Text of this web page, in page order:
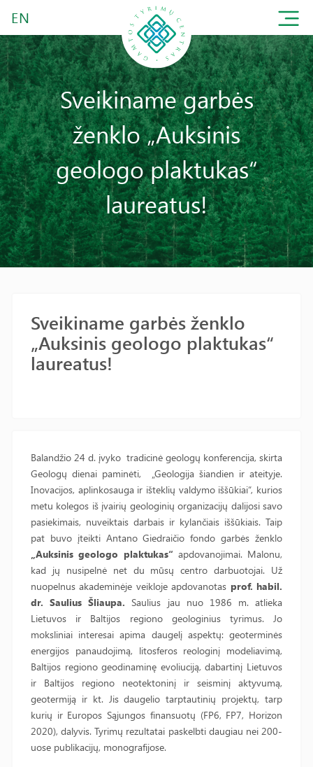
EN
Sveikiname garbės
ženklo „Auksinis
geologo plaktukas“
laureatus!
Sveikiname garbės ženklo
„Auksinis geologo plaktukas“
laureatus!
Balandžio 24 d. įvyko tradicinė geologų konferencija, skirta
Geologų dienai paminėti, „Geologija šiandien ir ateityje.
Inovacijos, aplinkosauga ir išteklių valdymo iššūkiai“, kurios
metu kolegos iš įvairių geologinių organizacijų dalijosi savo
pasiekimais, nuveiktais darbais ir kylančiais iššūkiais. Taip
pat buvo įteikti Antano Giedraičio fondo garbės ženklo
„Auksinis geologo plaktukas“ apdovanojimai. Malonu,
kad jų nusipelnė net du mūsų centro darbuotojai. Už
nuopelnus akademinėje veikloje apdovanotas prof. habil.
dr. Saulius Šliaupa.Saulius jau nuo 1986 m. atlieka
Lietuvos ir Baltijos regiono geologinius tyrimus. Jo
moksliniai interesai apima daugelį aspektų: geoterminės
energijos panaudojimą, litosferos reologinį modeliavimą,
Baltijos regiono geodinaminę evoliuciją, dabartinį Lietuvos
ir Baltijos regiono neotektoninį ir seisminį aktyvumą,
geotermiją ir kt. Jis daugelio tarptautinių projektų, tarp
kurių ir Europos Sąjungos finansuotų (FP6, FP7, Horizon
2020), dalyvis. Tyrimų rezultatai paskelbti daugiau nei 200-
uose publikacijų, monografijose.